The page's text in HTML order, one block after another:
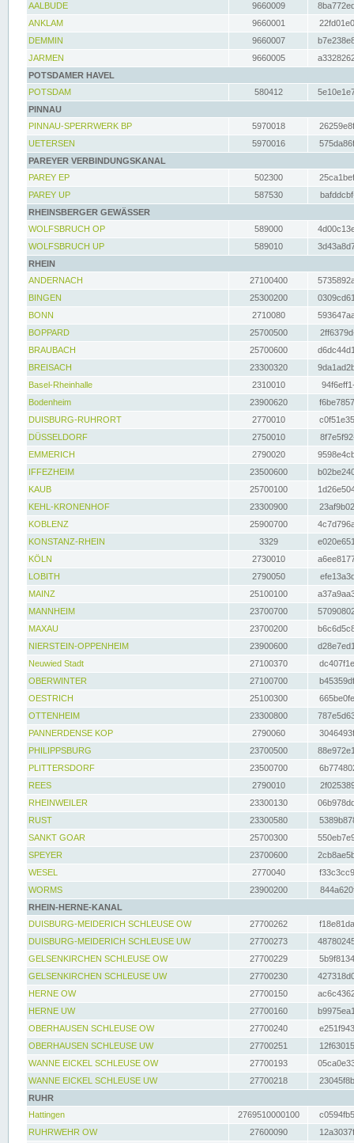
AALBUDE
9660009
ANKLAM
9660001
DEMMIN
9660007
JARMEN
9660005
POTSDAMER HAVEL
POTSDAM
580412
PINNAU
PINNAU-SPERRWERK BP
5970018
UETERSEN
5970016
PAREYER VERBINDUNGSKANAL
PAREY EP
502300
PAREY UP
587530
RHEINSBERGER GEWÄSSER
WOLFSBRUCH OP
589000
WOLFSBRUCH UP
589010
RHEIN
ANDERNACH
27100400
BINGEN
25300200
BONN
2710080
BOPPARD
25700500
BRAUBACH
25700600
BREISACH
23300320
Basel-Rheinhalle
2310010
Bodenheim
23900620
DUISBURG-RUHRORT
2770010
DÜSSELDORF
2750010
EMMERICH
2790020
IFFEZHEIM
23500600
KAUB
25700100
KEHL-KRONENHOF
23300900
KOBLENZ
25900700
KONSTANZ-RHEIN
3329
KÖLN
2730010
LOBITH
2790050
MAINZ
25100100
MANNHEIM
23700700
MAXAU
23700200
NIERSTEIN-OPPENHEIM
23900600
Neuwied Stadt
27100370
OBERWINTER
27100700
OESTRICH
25100300
OTTENHEIM
23300800
PANNERDENSE KOP
2790060
PHILIPPSBURG
23700500
PLITTERSDORF
23500700
REES
2790010
RHEINWEILER
23300130
RUST
23300580
SANKT GOAR
25700300
SPEYER
23700600
WESEL
2770040
WORMS
23900200
RHEIN-HERNE-KANAL
DUISBURG-MEIDERICH SCHLEUSE OW
27700262
DUISBURG-MEIDERICH SCHLEUSE UW
27700273
GELSENKIRCHEN SCHLEUSE OW
27700229
GELSENKIRCHEN SCHLEUSE UW
27700230
HERNE OW
27700150
HERNE UW
27700160
OBERHAUSEN SCHLEUSE OW
27700240
OBERHAUSEN SCHLEUSE UW
27700251
WANNE EICKEL SCHLEUSE OW
27700193
WANNE EICKEL SCHLEUSE UW
27700218
RUHR
Hattingen
2769510000100
RUHRWEHR OW
27600090